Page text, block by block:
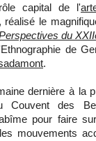
capital de l'
réalisé le
du
de
.
dernière à la
des
pour faire
mouvements